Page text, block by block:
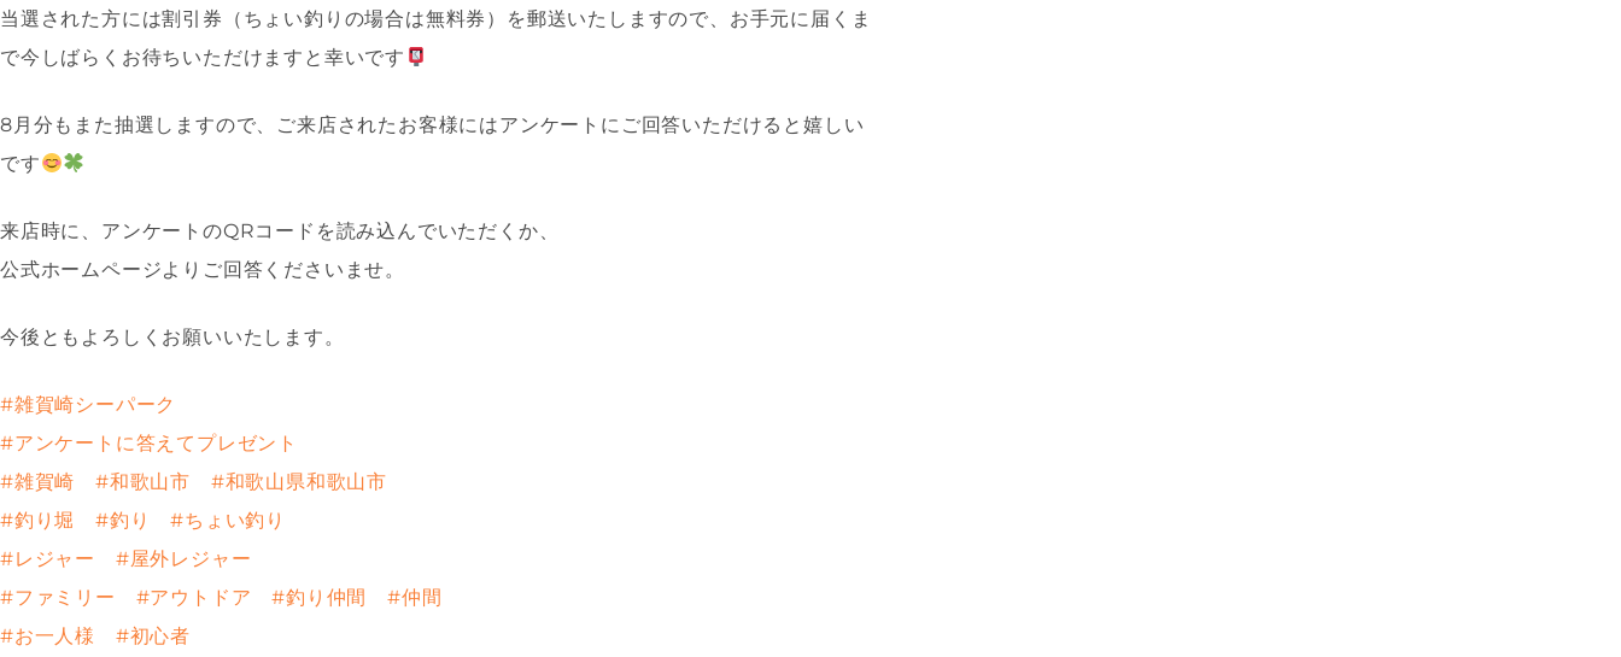
当選された方には割引券（ちょい釣りの場合は無料券）を郵送いたしますので、お手元に届くま
で今しばらくお待ちいただけますと幸いです
8月分もまた抽選しますので、ご来店されたお客様にはアンケートにご回答いただけると嬉しい
です
来店時に、アンケートのQRコードを読み込んでいただくか、
公式ホームページよりご回答くださいませ。
今後ともよろしくお願いいたします。
#雑賀崎シーパーク
#アンケートに答えてプレゼント
#雑賀崎
#和歌山市
#和歌山県和歌山市
#釣り堀
#釣り
#ちょい釣り
#レジャー
#屋外レジャー
#ファミリー
#アウトドア #釣り仲間
#仲間
#お一人様
#初心者